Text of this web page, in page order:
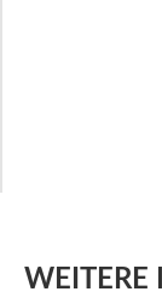
WEITERE